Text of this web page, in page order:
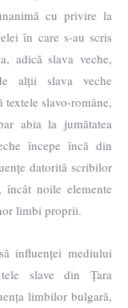
cu privire la
în care s-au scris
adică slava veche,
alții slava veche
textele slavo-române,
abia la jumătatea
începe încă din
datorită scribilor
încât noile elemente
limbi proprii.
influenței mediului
slave din Țara
limbilor bulgară,